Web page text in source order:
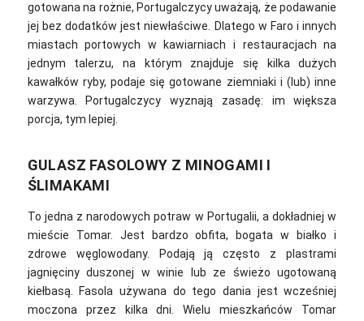
gotowana na rożnie, Portugalczycy uważają, że podawanie
jej bez dodatków jest niewłaściwe. Dlatego w Faro i innych
miastach portowych w kawiarniach i restauracjach na
jednym talerzu, na którym znajduje się kilka dużych
kawałków ryby, podaje się gotowane ziemniaki i (lub) inne
warzywa. Portugalczycy wyznają zasadę: im większa
porcja, tym lepiej.
GULASZ FASOLOWY Z MINOGAMI I
ŚLIMAKAMI
To jedna z narodowych potraw w Portugalii, a dokładniej w
mieście Tomar. Jest bardzo obfita, bogata w białko i
zdrowe węglowodany. Podają ją często z plastrami
jagnięciny duszonej w winie lub ze świeżo ugotowaną
kiełbasą. Fasola używana do tego dania jest wcześniej
moczona przez kilka dni. Wielu mieszkańców Tomar